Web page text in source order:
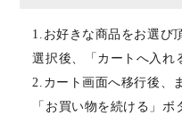
1.お好きな商品をお選び
選択後、「カートへ入れ
2.カート画面へ移行後、
「お買い物を続ける」